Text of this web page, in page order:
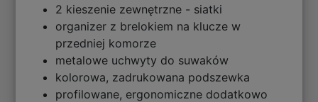
2 kieszenie zewnętrzne - siatki
organizer z brelokiem na klucze w
przedniej komorze
metalowe uchwyty do suwaków
kolorowa, zadrukowana podszewka
profilowane, ergonomiczne dodatkowo